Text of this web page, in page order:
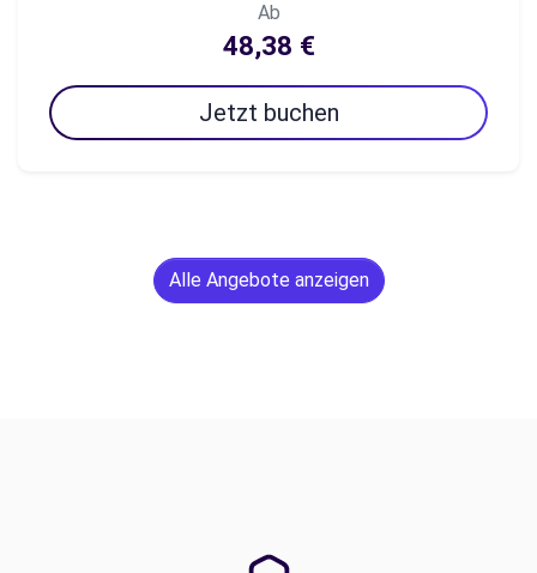
Ab
48,38 €
Jetzt buchen
Alle Angebote anzeigen